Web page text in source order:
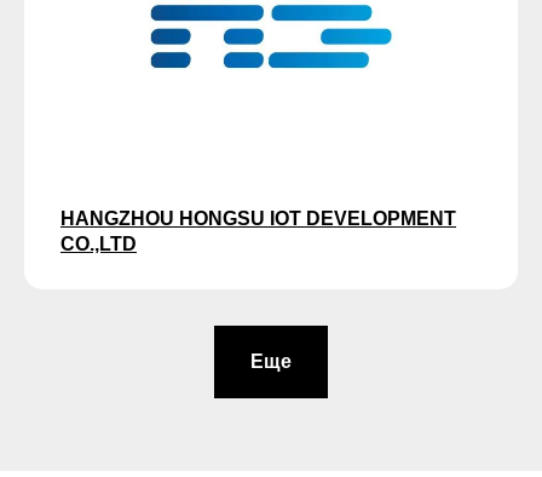
HANGZHOU HONGSU IOT DEVELOPMENT
CO.,LTD
Еще